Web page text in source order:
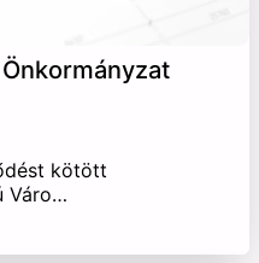
kötött
Váro…